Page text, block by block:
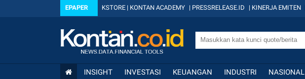
EPAPER KSTORE | KONTAN ACADEMY | PRESSRELEASE.ID | KINERJA EMITEN
INSIGHT INVESTASI KEUANGAN INDUSTRI NASIONAL